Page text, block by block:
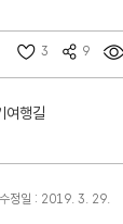
3 9
여행길
수정일 : 2019. 3. 29.